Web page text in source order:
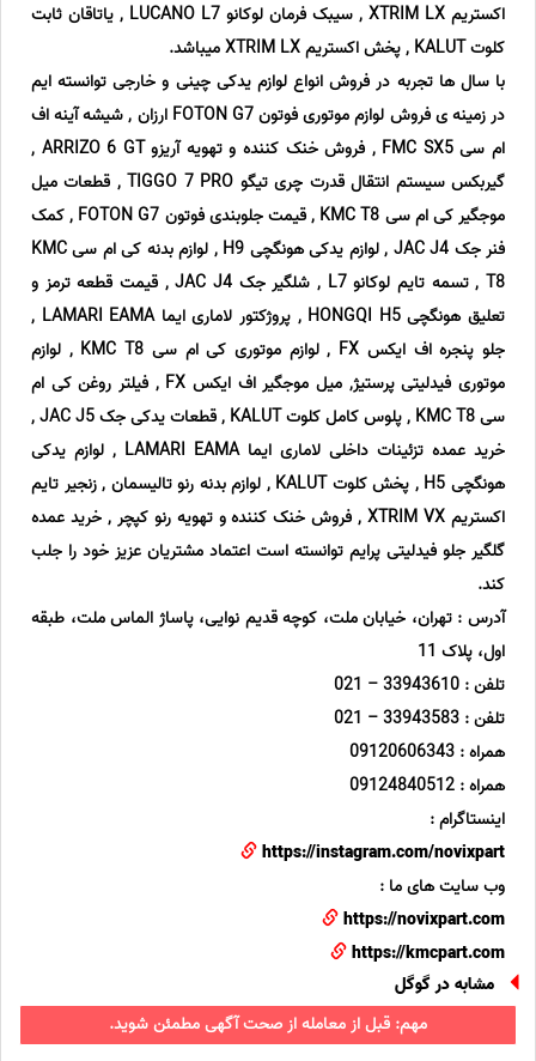
اکستریم XTRIM LX , سیبک فرمان لوکانو LUCANO L7 , یاتاقان ثابت
کلوت KALUT , پخش اکستریم XTRIM LX میباشد.
با سال ها تجربه در فروش انواع لوازم یدکی چینی و خارجی توانسته ایم
در زمینه ی فروش لوازم موتوری فوتون FOTON G7 ارزان , شیشه آینه اف
ام سی FMC SX5 , فروش خنک کننده و تهویه آریزو ARRIZO 6 GT ,
گیربکس سیستم انتقال قدرت چری تیگو TIGGO 7 PRO , قطعات میل
موجگیر کی ام سی KMC T8 , قیمت جلوبندی فوتون FOTON G7 , کمک
فنر جک JAC J4 , لوازم یدکی هونگچی H9 , لوازم بدنه کی ام سی KMC
T8 , تسمه تایم لوکانو L7 , شلگیر جک JAC J4 , قیمت قطعه ترمز و
تعلیق هونگچی HONGQI H5 , پروژکتور لاماری ایما LAMARI EAMA ,
جلو پنجره اف ایکس FX , لوازم موتوری کی ام سی KMC T8 , لوازم
موتوری فیدلیتی پرستیژ, میل موجگیر اف ایکس FX , فیلتر روغن کی ام
سی KMC T8 , پلوس کامل کلوت KALUT , قطعات یدکی جک JAC J5 ,
خرید عمده تزئینات داخلی لاماری ایما LAMARI EAMA , لوازم یدکی
هونگچی H5 , پخش کلوت KALUT , لوازم بدنه رنو تالیسمان , زنجیر تایم
اکستریم XTRIM VX , فروش خنک کننده و تهویه رنو کپچر , خرید عمده
گلگیر جلو فیدلیتی پرایم توانسته است اعتماد مشتریان عزیز خود را جلب
کند.
آدرس : تهران، خیابان ملت، کوچه قدیم نوایی، پاساژ الماس ملت، طبقه
اول، پلاک 11
تلفن : 33943610 – 021
تلفن : 33943583 – 021
همراه : 09120606343
همراه : 09124840512
اینستاگرام :
https://instagram.com/novixpart
وب سایت های ما :
https://novixpart.com
https://kmcpart.com
مشابه در گوگل
مهم: قبل از معامله از صحت آگهی مطمئن شوید.